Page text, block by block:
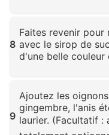
8
Faites revenir pour
avec le sirop de
d'une belle
9
Ajoutez les
gingembre, l'anis
laurier. (Facultatif :